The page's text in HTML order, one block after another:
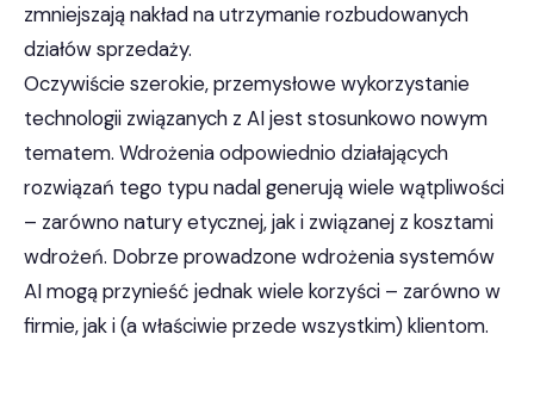
zmniejszają nakład na utrzymanie rozbudowanych
działów sprzedaży.
Oczywiście szerokie, przemysłowe wykorzystanie
technologii związanych z AI jest stosunkowo nowym
tematem. Wdrożenia odpowiednio działających
rozwiązań tego typu nadal generują wiele wątpliwości
– zarówno natury etycznej, jak i związanej z kosztami
wdrożeń. Dobrze prowadzone wdrożenia systemów
AI mogą przynieść jednak wiele korzyści – zarówno w
firmie, jak i (a właściwie przede wszystkim) klientom.